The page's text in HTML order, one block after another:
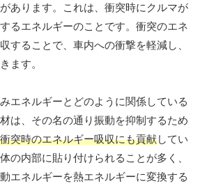
あります。これは、衝突時にクルマが
るエネルギーのことです。衝突のエネ
することで、車内への衝撃を軽減し、
ます。
エネルギーとどのように関係している
は、その名の通り振動を抑制するため
突時のエネルギー吸収にも貢献してい
の内部に貼り付けられることが多く、
エネルギーを熱エネルギーに変換する